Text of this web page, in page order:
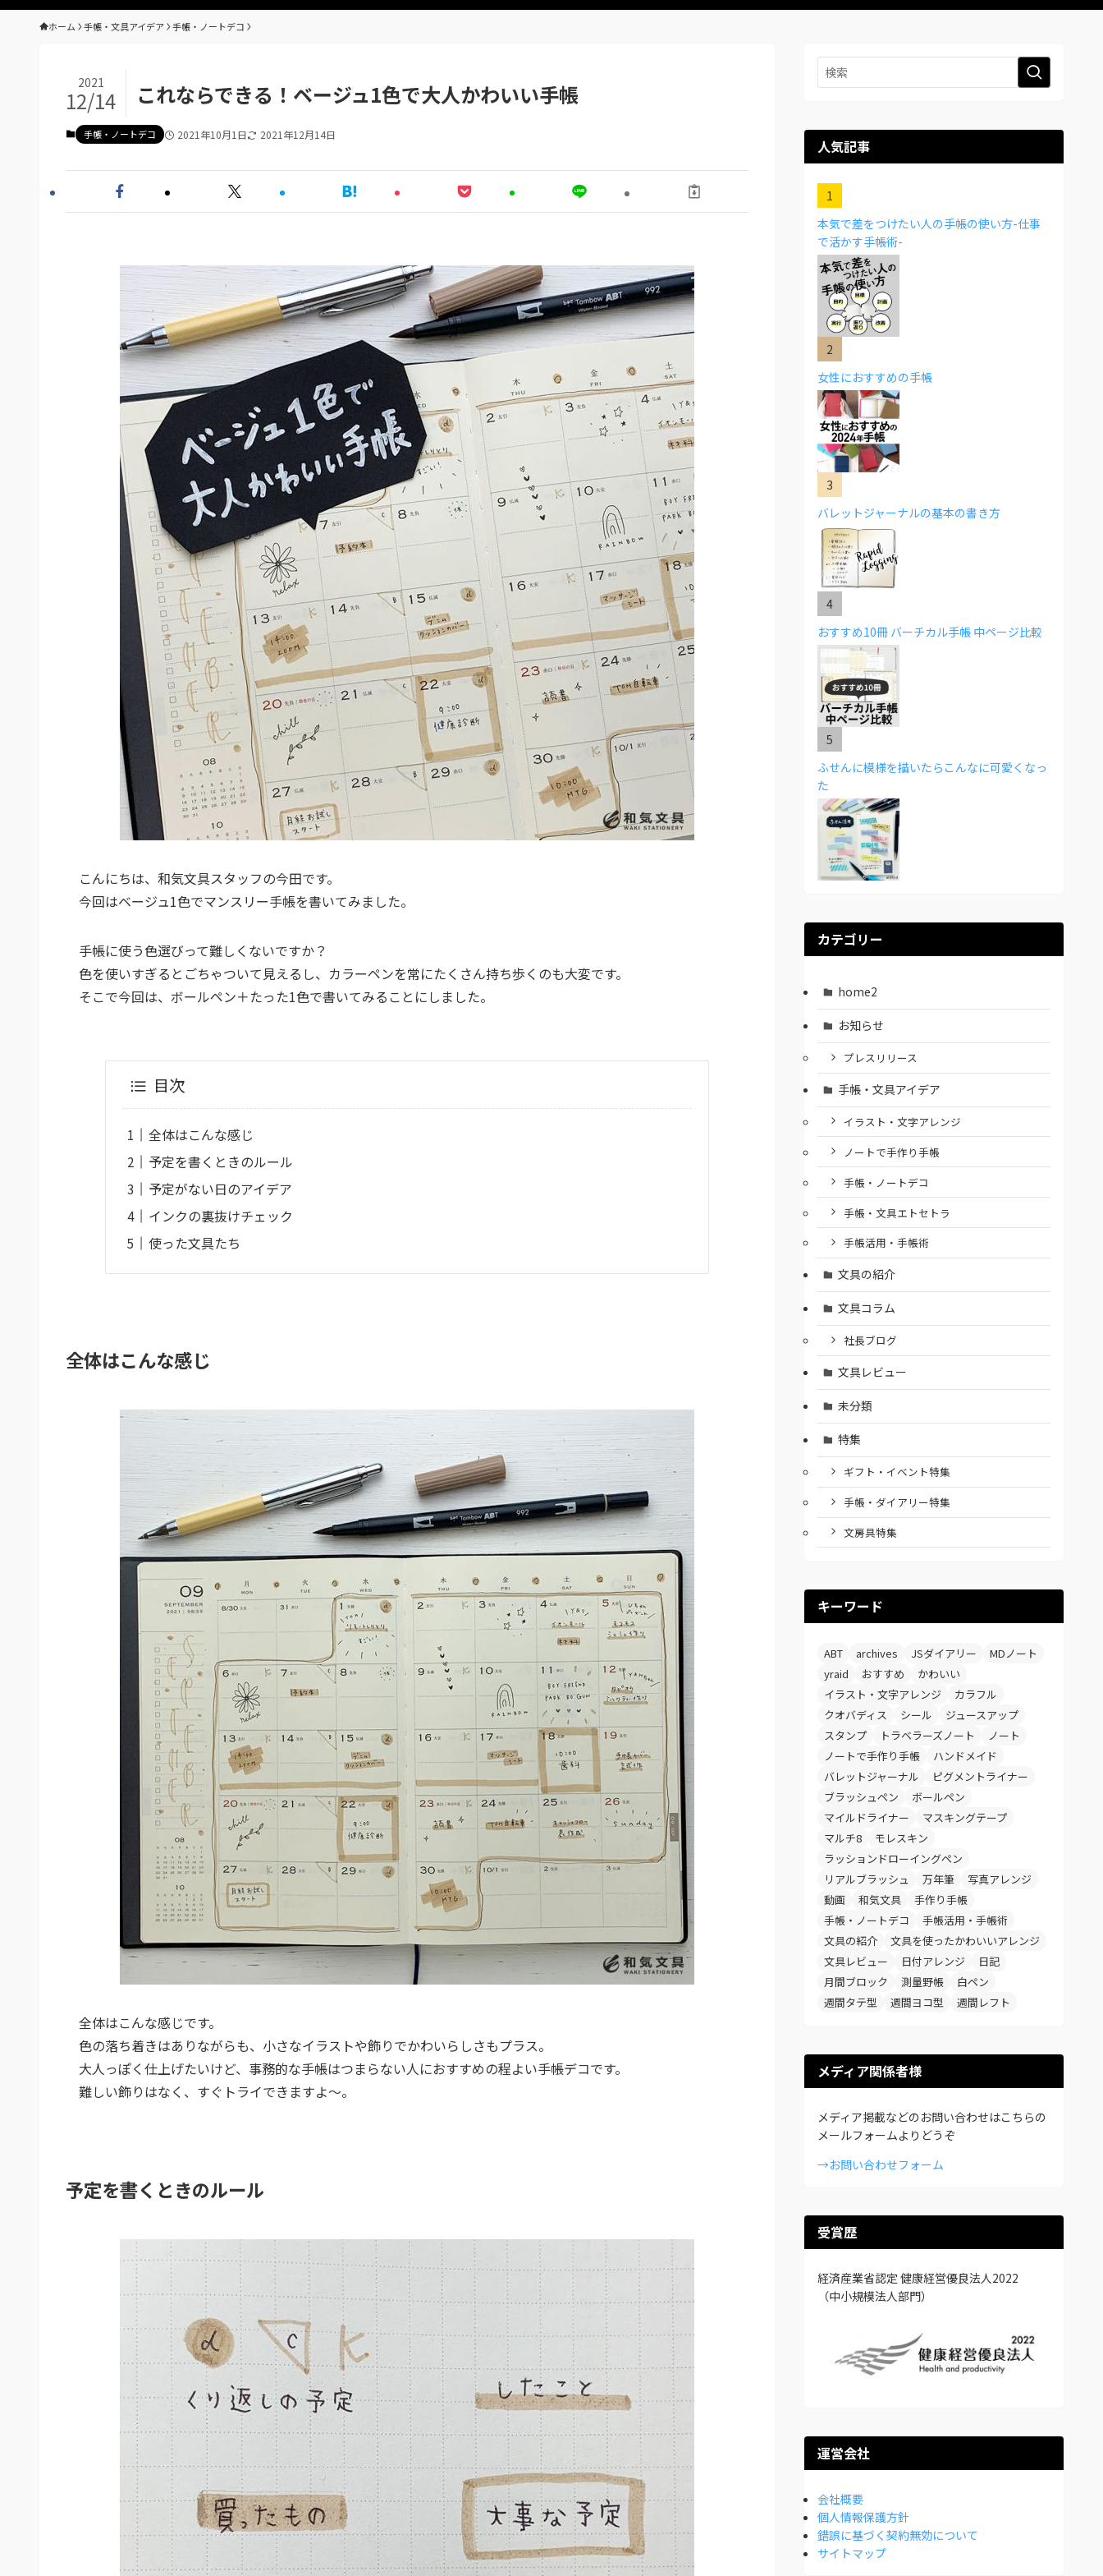
ホーム 手帳・文具アイデア 手帳・ノートデコ
これならできる！ベージュ1色で大人かわいい手帳
2021
12/14
手帳・ノートデコ 2021年10月1日 2021年12月14日
こんにちは、和気文具スタッフの今田です。
今回はベージュ1色でマンスリー手帳を書いてみました。
手帳に使う色選びって難しくないですか？
色を使いすぎるとごちゃついて見えるし、カラーペンを常にたくさん持ち歩くのも大変です。
そこで今回は、ボールペン＋たった1色で書いてみることにしました。
目次
全体はこんな感じ
予定を書くときのルール
予定がない日のアイデア
インクの裏抜けチェック
使った文具たち
全体はこんな感じ
全体はこんな感じです。
色の落ち着きはありながらも、小さなイラストや飾りでかわいらしさもプラス。
大人っぽく仕上げたいけど、事務的な手帳はつまらない人におすすめの程よい手帳デコです。
難しい飾りはなく、すぐトライできますよ～。
予定を書くときのルール
人気記事
本気で差をつけたい人の手帳の使い方-仕事
で活かす手帳術-
女性におすすめの手帳
バレットジャーナルの基本の書き方
おすすめ10冊 バーチカル手帳 中ページ比較
ふせんに模様を描いたらこんなに可愛くなっ
た
カテゴリー
home2
お知らせ
プレスリリース
手帳・文具アイデア
イラスト・文字アレンジ
ノートで手作り手帳
手帳・ノートデコ
手帳・文具エトセトラ
手帳活用・手帳術
文具の紹介
文具コラム
社長ブログ
文具レビュー
未分類
特集
ギフト・イベント特集
手帳・ダイアリー特集
文房具特集
キーワード
ABT archives JSダイアリー
MDノート
yraid
おすすめ
かわいい
イラスト・文字アレンジ
カラフル
クオバディス
シール
ジュースアップ
スタンプ
トラベラーズノート
ノート
ノートで手作り手帳
ハンドメイド
バレットジャーナル
ピグメントライナー
ブラッシュペン
ボールペン
マイルドライナー
マスキングテープ
マルチ8
モレスキン
ラッションドローイングペン
リアルブラッシュ
万年筆
写真アレンジ
動画
和気文具
手作り手帳
手帳・ノートデコ
手帳活用・手帳術
文具の紹介
文具を使ったかわいいアレンジ
文具レビュー
日付アレンジ
日記
月間ブロック
測量野帳
白ペン
週間タテ型
週間ヨコ型 週間レフト
メディア関係者様
メディア掲載などのお問い合わせはこちらの
メールフォームよりどうぞ
→お問い合わせフォーム
受賞歴
経済産業省認定 健康経営優良法人2022
（中小規模法人部門）
運営会社
会社概要
個人情報保護方針
錯誤に基づく契約無効について
サイトマップ